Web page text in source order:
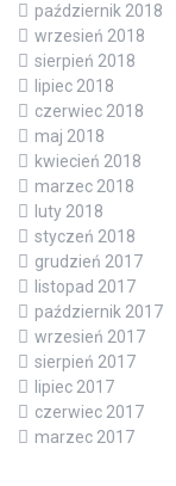
październik 2018
wrzesień 2018
sierpień 2018
lipiec 2018
czerwiec 2018
maj 2018
kwiecień 2018
marzec 2018
luty 2018
styczeń 2018
grudzień 2017
listopad 2017
październik 2017
wrzesień 2017
sierpień 2017
lipiec 2017
czerwiec 2017
marzec 2017